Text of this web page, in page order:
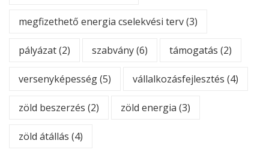
megfizethető energia cselekvési terv(3)
pályázat(2) szabvány(6) támogatás (2)
versenyképesség(5) vállalkozásfejlesztés (4)
zöld beszerzés (2) zöld energia (3)
zöld átállás (4)